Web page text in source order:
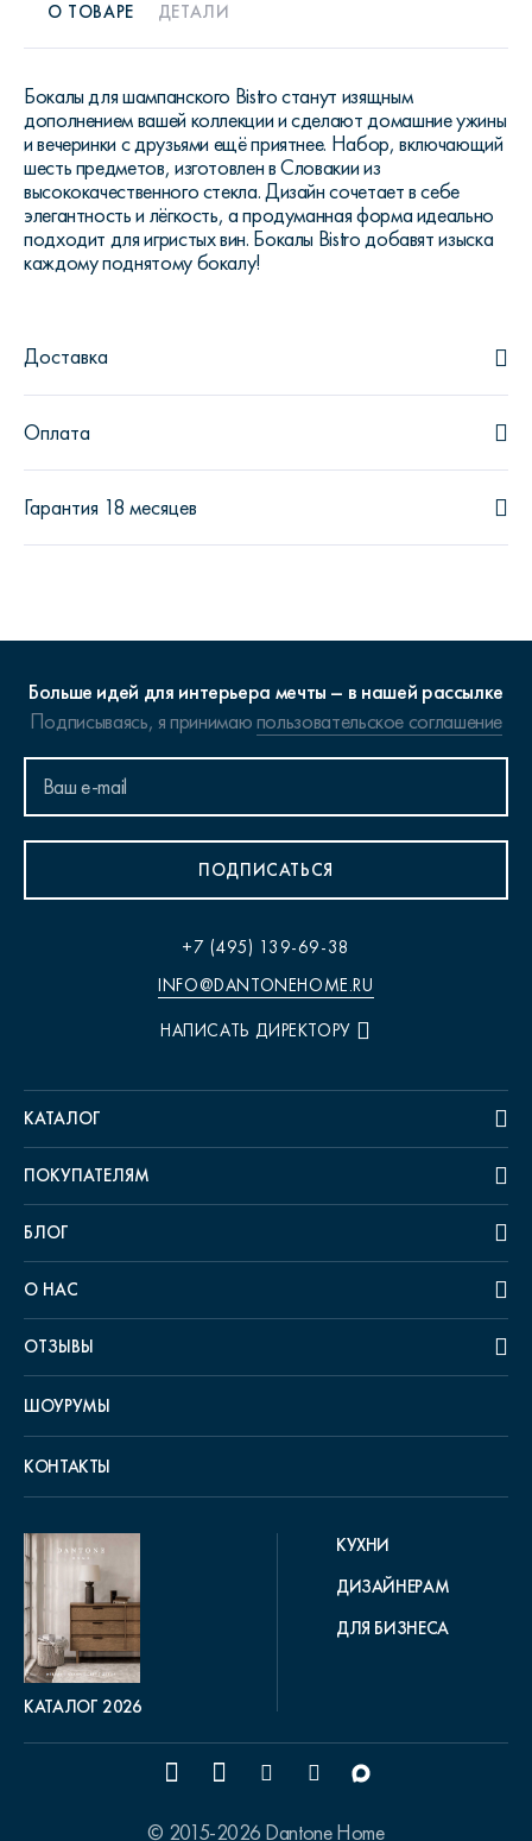
О ТОВАРЕ ДЕТАЛИ
Бокалы для шампанского Bistro станут изящным
дополнением вашей коллекции и сделают домашние ужины
и вечеринки с друзьями ещё приятнее. Набор, включающий
шесть предметов, изготовлен в Словакии из
высококачественного стекла. Дизайн сочетает в себе
элегантность и лёгкость, а продуманная форма идеально
подходит для игристых вин. Бокалы Bistro добавят изыска
каждому поднятому бокалу!
Доставка
Оплата
Гарантия 18 месяцев
Больше идей для интерьера мечты – в нашей рассылке
Подписываясь, я принимаюпользовательское соглашение
ПОДПИСАТЬСЯ
+7 (495) 139-69-38
INFO@DANTONEHOME.RU
НАПИСАТЬ ДИРЕКТОРУ
КАТАЛОГ
ПОКУПАТЕЛЯМ
БЛОГ
О НАС
ОТЗЫВЫ
ШОУРУМЫ
КОНТАКТЫ
КАТАЛОГ 2026
КУХНИ
ДИЗАЙНЕРАМ
ДЛЯ БИЗНЕСА
© 2015-2026 Dantone Home